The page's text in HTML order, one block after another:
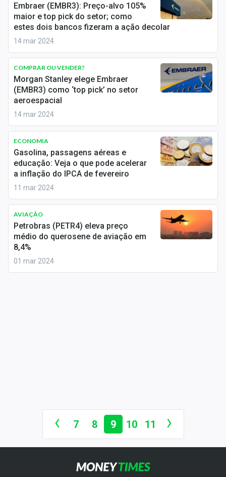
Marketing
Tecnologia
Conteúdo de Marca
Sobre
Expediente
Embraer (EMBR3): Preço-alvo 105%
maior e top pick do setor; como
estes dois bancos fizeram a ação decolar
14 mar 2024
COMPRAR OU VENDER?
Morgan Stanley elege Embraer
(EMBR3) como ‘top pick’ no setor
aeroespacial
14 mar 2024
ECONOMIA
Gasolina, passagens aéreas e
educação: Veja o que pode acelerar
a inflação do IPCA de fevereiro
11 mar 2024
AVIAÇÃO
Petrobras (PETR4) eleva preço
médio do querosene de aviação em
8,4%
01 mar 2024
7 8 9 10 11